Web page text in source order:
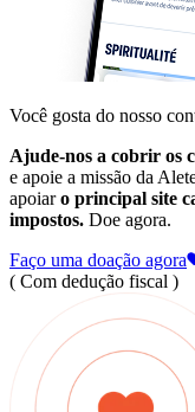
Você gosta do nosso
Ajude-nos a cobrir os
e apoie a missão da
apoiaro principal site
impostos. Doe agora.
Faço uma doação agora
( Com dedução fiscal )